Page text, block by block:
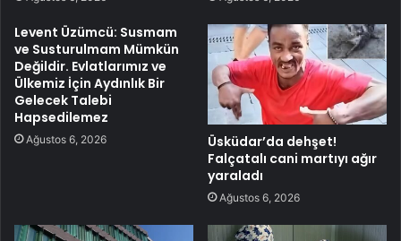
Levent Üzümcü: Susmam
ve Susturulmam Mümkün
Değildir. Evlatlarımız ve
Ülkemiz İçin Aydınlık Bir
Gelecek Talebi
Hapsedilemez
Ağustos 6, 2026
Üsküdar’da dehşet!
Falçatalı cani martıyı ağır
yaraladı
Ağustos 6, 2026